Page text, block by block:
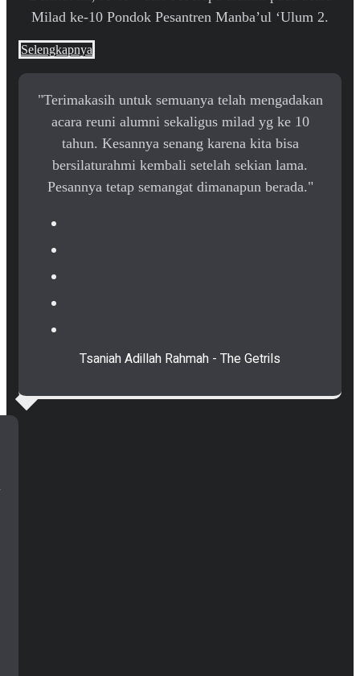
Milad ke-10 Pondok Pesantren Manba’ul ‘Ulum 2.
Selengkapnya
"Terimakasih untuk semuanya telah mengadakan
acara reuni alumni sekaligus milad yg ke 10
tahun. Kesannya senang karena kita bisa
bersilaturahmi kembali setelah sekian lama.
Pesannya tetap semangat dimanapun berada."
Tsaniah Adillah Rahmah - The Getrils